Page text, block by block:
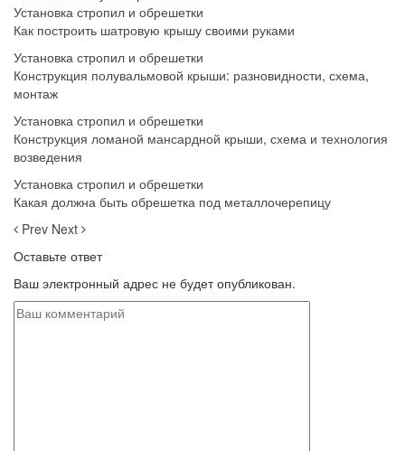
Установка стропил и обрешетки
Как построить шатровую крышу своими руками
Установка стропил и обрешетки
Конструкция полувальмовой крыши: разновидности, схема,
монтаж
Установка стропил и обрешетки
Конструкция ломаной мансардной крыши, схема и технология
возведения
Установка стропил и обрешетки
Какая должна быть обрешетка под металлочерепицу
Prev Next
Оставьте ответ
Ваш электронный адрес не будет опубликован.